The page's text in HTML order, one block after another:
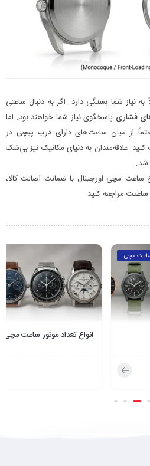
نیاز شما بستگی دارد. اگر به دنبال ساعتی
فشاری پاسخگوی نیاز شما خواهند بود. اما
از میان ساعت‌های دارای درب پیچی در
کنید. علاقه‌مندان به دنیای مکانیک نیز بی‌شک
شد.
ساعت مچی اورجینال با ضمانت اصالت کالا،
ساعتت مراجعه کنید.
ساعت مچی انواع طرح